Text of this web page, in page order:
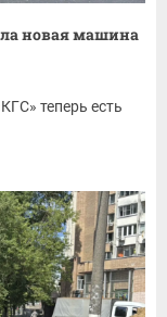
новая машина
теперь есть